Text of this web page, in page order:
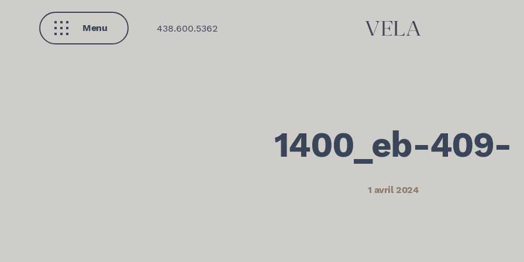
Menu
Fermer
438.600.5362
1400_eb-409-
1 avril 2024